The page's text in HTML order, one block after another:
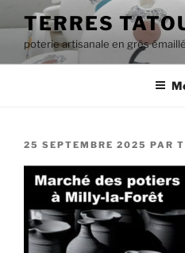
au
contenu
principal
TERRES
poterie artisanale en grès émaillé
PUBLIÉ
25 SEPTEMBRE 2025 PAR